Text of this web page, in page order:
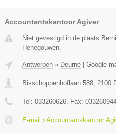
Accountantskantoor Agiver
Niet gevestigd in de plaats
Henegouwen.
Antwerpen » Deurne Google
Bisschoppenhoflaan 588, 2100
Tel: 033260626, Fax: 033260944
E-mail › Accountantskantoor